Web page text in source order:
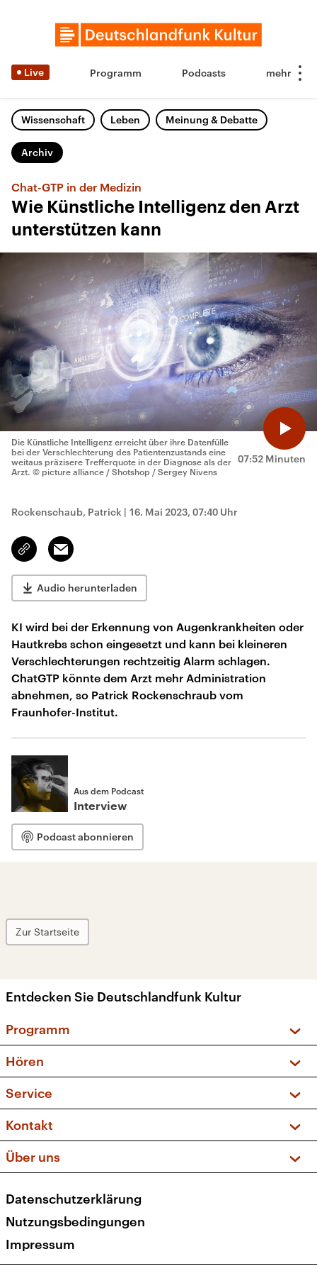
Live Programm Podcasts
Wissenschaft Leben Meinung & Debatte
Archiv
Chat-GTP in der Medizin
Wie Künstliche Intelligenz den Arzt
unterstützen kann
07:52 Minuten
Die Künstliche Intelligenz erreicht über ihre Datenfülle
bei der Verschlechterung des Patientenzustands eine
weitaus präzisere Trefferquote in der Diagnose als der
Arzt. © picture alliance / Shotshop / Sergey Nivens
Rockenschaub, Patrick | 16. Mai 2023, 07:40 Uhr
Link
kopieren/teilen
Email
Audio herunterladen
KI wird bei der Erkennung von Augenkrankheiten oder
Hautkrebs schon eingesetzt und kann bei kleineren
Verschlechterungen rechtzeitig Alarm schlagen.
ChatGTP könnte dem Arzt mehr Administration
abnehmen, so Patrick Rockenschraub vom
Fraunhofer-Institut.
Aus dem Podcast
Interview
Podcast abonnieren
Zur Startseite
Entdecken Sie Deutschlandfunk Kultur
Programm
Sendungen und Podcasts
Musikliste
Kakadu – Das Kinderprogramm
Hören
Frequenzen (UKW + DAB+)
Service
FAQ
Apps
Newsletter
Veranstaltungen
Kontakt
Social Media
Über uns
Presse
Karriere
Transparenz
Datenschutzerklärung
Nutzungsbedingungen
Impressum